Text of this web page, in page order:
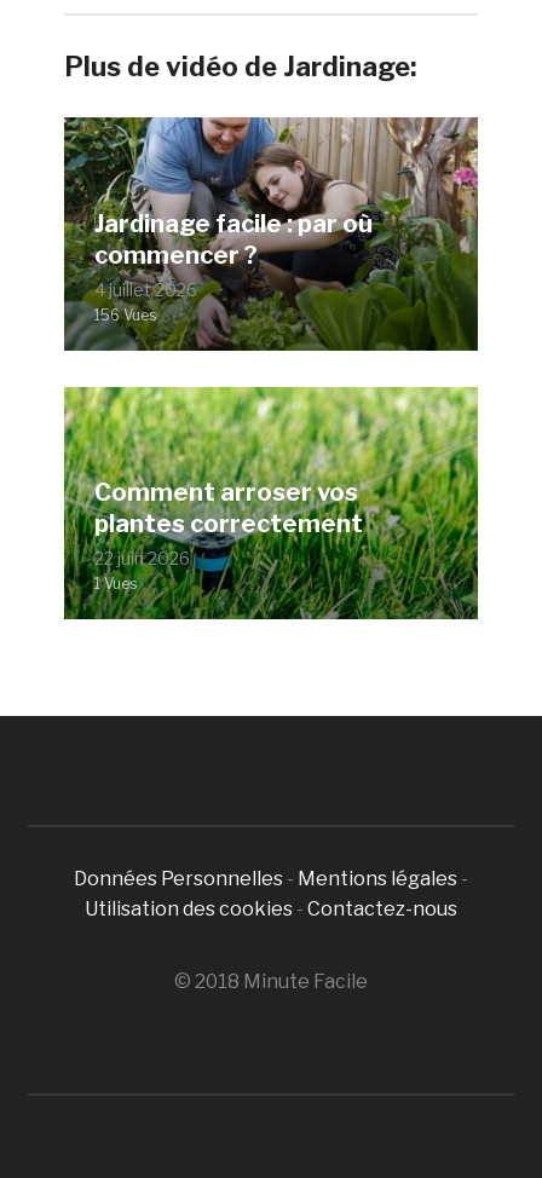
Plus de vidéo de Jardinage:
Jardinage facile : par où
commencer ?
4 juillet 2026
156 Vues
Comment arroser vos
plantes correctement
22 juin 2026
1 Vues
Données Personnelles - Mentions légales -
Utilisation des cookies - Contactez-nous
© 2018 Minute Facile